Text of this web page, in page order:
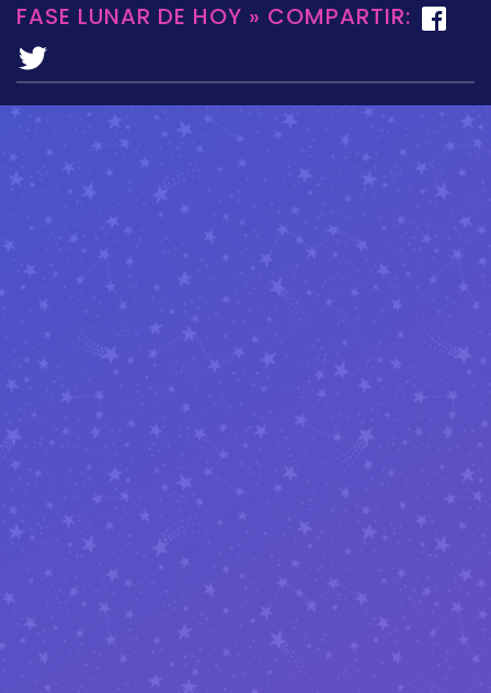
FASE LUNAR DE HOY » COMPARTIR: